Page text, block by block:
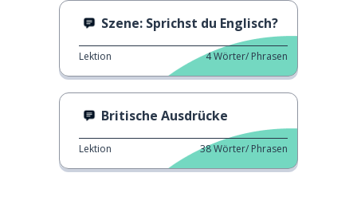
Szene: Sprichst du Englisch?
Lektion 4Wörter/ Phrasen
Britische Ausdrücke
Lektion 38Wörter/ Phrasen